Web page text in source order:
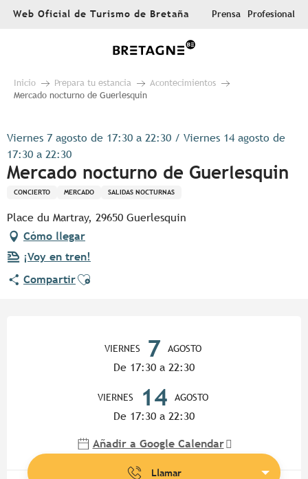
AllerWeb Oficial de Turismo de Bretaña Prensa Profesional
Inicio Prepara tu estancia
Acontecimientos
Mercado nocturno de Guerlesquin
Viernes 7 agosto de 17:30 a 22:30 / Viernes 14 agosto de
17:30 a 22:30
Mercado nocturno de Guerlesquin
CONCIERTO MERCADO SALIDAS NOCTURNAS
Place du Martray, 29650 Guerlesquin
Cómo llegar
¡Voy en tren!
CompartirAjouter aux favoris
VIERNES 7 AGOSTO
De 17:30 a 22:30
VIERNES 14 AGOSTO
De 17:30 a 22:30
Añadir a Google Calendar
Llamar